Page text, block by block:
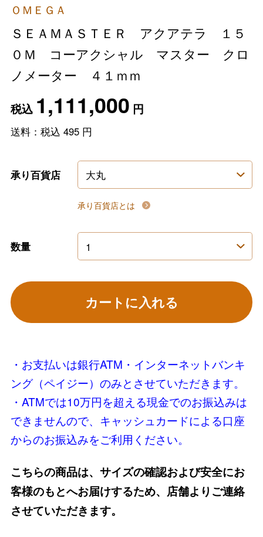
ＯＭＥＧＡ
ＳＥＡＭＡＳＴＥＲ アクアテラ １５
０Ｍ コーアクシャル マスター クロ
ノメーター ４１ｍｍ
税込 1,111,000 円
送料：税込 495円
承り百貨店
承り百貨店とは
数量
カートに入れる
・お支払いは銀行ATM・インターネットバンキ
ング（ペイジー）のみとさせていただきます。
・ATMでは10万円を超える現金でのお振込みは
できませんので、キャッシュカードによる口座
からのお振込みをご利用ください。
こちらの商品は、サイズの確認および安全にお
客様のもとへお届けするため、店舗よりご連絡
させていただきます。